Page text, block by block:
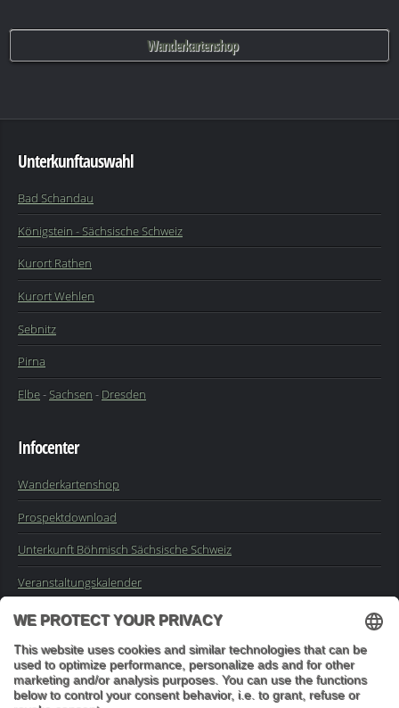
Wanderkartenshop
Unterkunftauswahl
Bad Schandau
Königstein - Sächsische Schweiz
Kurort Rathen
Kurort Wehlen
Sebnitz
Pirna
Elbe-Sachsen - Dresden
Infocenter
Wanderkartenshop
Prospektdownload
Unterkunft Böhmisch Sächsische Schweiz
Veranstaltungskalender
Impressum